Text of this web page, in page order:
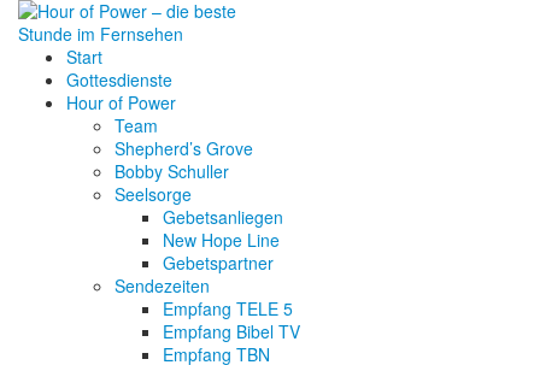
Start
Gottesdienste
Hour of Power
Team
Shepherd’s Grove
Bobby Schuller
Seelsorge
Gebetsanliegen
New Hope Line
Gebetspartner
Sendezeiten
Empfang TELE 5
Empfang Bibel TV
Empfang TBN